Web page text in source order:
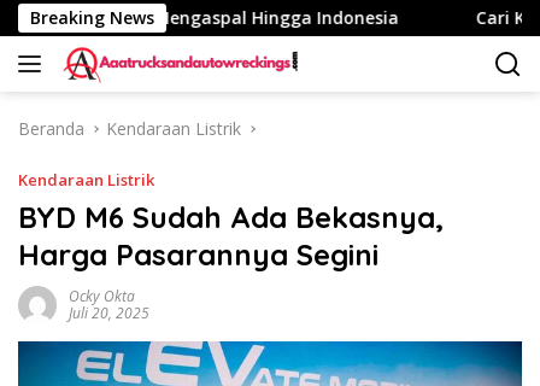
Langsung
ke
konten
Breaking News
eCanter Mengaspal Hingga Indonesia Cari Kaca
Beranda Kendaraan Listrik
Kendaraan Listrik
BYD M6 Sudah Ada Bekasnya,
Harga Pasarannya Segini
Ocky Okta
Juli 20, 2025